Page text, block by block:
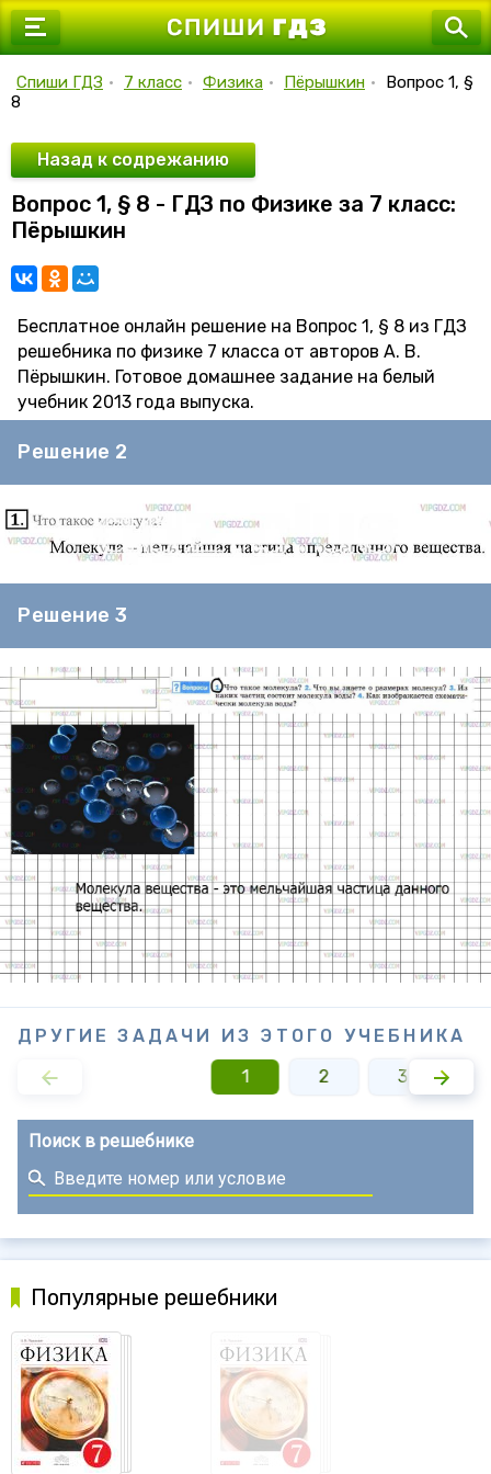
7 класс
10 класс
11 класс
Спиши ГДЗ • 7 класс • Физика • Пёрышкин •
Вопрос 1, §
8
Назад к содрежанию
Вопрос 1, § 8 - ГДЗ по Физике за 7 класс:
Пёрышкин
Бесплатное онлайн решение на Вопрос 1, § 8 из ГДЗ
решебника по физике 7 класса от авторов А. В.
Пёрышкин. Готовое домашнее задание на белый
учебник 2013 года выпуска.
Решение 2
Решение 3
ДРУГИЕ ЗАДАЧИ ИЗ ЭТОГО УЧЕБНИКА
1
2 3
Поиск в решебнике
Популярные решебники